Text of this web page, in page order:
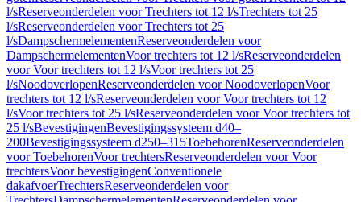
l/sReserveonderdelen voor Trechters tot 12 l/sTrechters tot 25
l/sReserveonderdelen voor Trechters tot 25
l/sDampschermelementenReserveonderdelen voor
DampschermelementenVoor trechters tot 12 l/sReserveonderdelen
voor Voor trechters tot 12 l/sVoor trechters tot 25
l/sNoodoverlopenReserveonderdelen voor NoodoverlopenVoor
trechters tot 12 l/sReserveonderdelen voor Voor trechters tot 12
l/sVoor trechters tot 25 l/sReserveonderdelen voor Voor trechters tot
25 l/sBevestigingenBevestigingssysteem d40–
200Bevestigingssysteem d250–315ToebehorenReserveonderdelen
voor ToebehorenVoor trechtersReserveonderdelen voor Voor
trechtersVoor bevestigingenConventionele
dakafvoerTrechtersReserveonderdelen voor